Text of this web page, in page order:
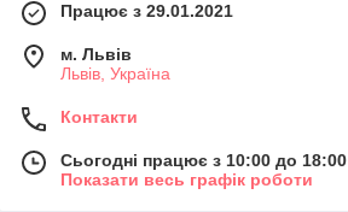
Працює з 29.01.2021
м. Львів
Львів, Україна
Контакти
Сьогодні працює з 10:00 до 18:00
Показати весь графік роботи